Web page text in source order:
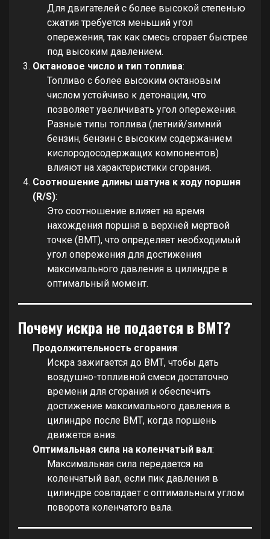
Для двигателей с более высокой степенью
сжатия требуется меньший угол
опережения, так как смесь сгорает быстрее
под высоким давлением.
Октановое число и тип топлива:
Топливо с более высоким октановым
числом устойчиво к детонации, что
позволяет увеличивать угол опережения.
Разные типы топлива (летний/зимний
бензин, бензин с высоким содержанием
кислородосодержащих компонентов)
влияют на характеристики сгорания.
Соотношение длины шатуна к ходу поршня
(R/S):
Это соотношение влияет на время
нахождения поршня в верхней мертвой
точке (ВМТ), что определяет необходимый
угол опережения для достижения
максимального давления в цилиндре в
оптимальный момент.
Почему искра не подается в ВМТ?
Продолжительность сгорания:
Искра зажигается до ВМТ, чтобы дать
воздушно-топливной смеси достаточно
времени для сгорания и обеспечить
достижение максимального давления в
цилиндре после ВМТ, когда поршень
движется вниз.
Оптимальная сила на коленчатый вал:
Максимальная сила передается на
коленчатый вал, если пик давления в
цилиндре совпадает с оптимальным углом
поворота коленчатого вала.